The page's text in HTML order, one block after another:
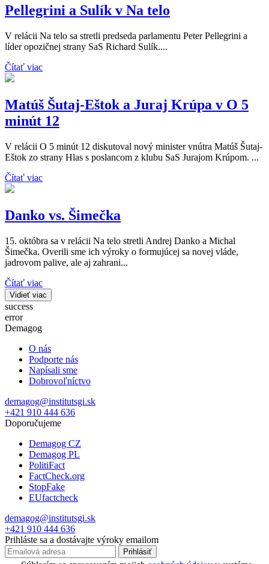
Pellegrini a Sulík v Na telo
V relácii Na telo sa stretli predseda parlamentu Peter Pellegrini a
líder opozičnej strany SaS Richard Sulík....
Čítať viac
Matúš Šutaj-Eštok a Juraj Krúpa v O 5
minút 12
V relácii O 5 minút 12 diskutoval nový minister vnútra Matúš Šutaj-
Eštok zo strany Hlas s poslancom z klubu SaS Jurajom Krúpom. ...
Čítať viac
Danko vs. Šimečka
15. októbra sa v relácii Na telo stretli Andrej Danko a Michal
Šimečka. Overili sme ich výroky o formujúcej sa novej vláde,
jadrovom palive, ale aj zahrani...
Čítať viac
Vidieť viac
success
error
Demagog
O nás
Podporte nás
Napísali sme
Dobrovoľníctvo
demagog@institutsgi.sk
+421 910 444 636
Doporučujeme
Demagog CZ
Demagog PL
PolitiFact
FactCheck.org
StopFake
EUfactcheck
demagog@institutsgi.sk
+421 910 444 636
Prihláste sa a dostávajte výroky emailom
Prihlásiť